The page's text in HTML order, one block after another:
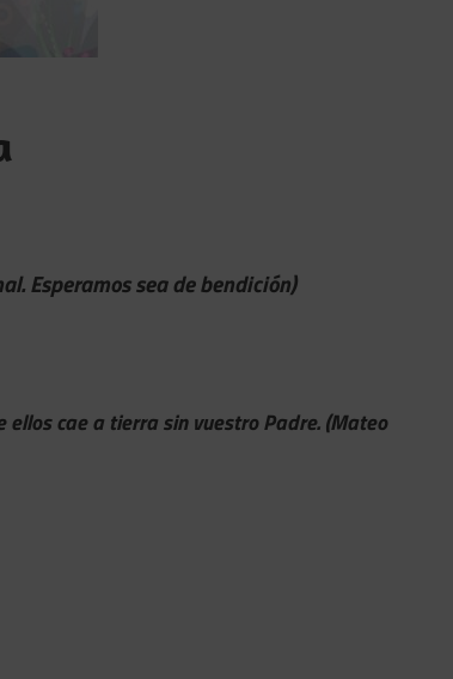
Esperamos sea de bendición)
ellos cae a tierra sin vuestro Padre. (Mateo